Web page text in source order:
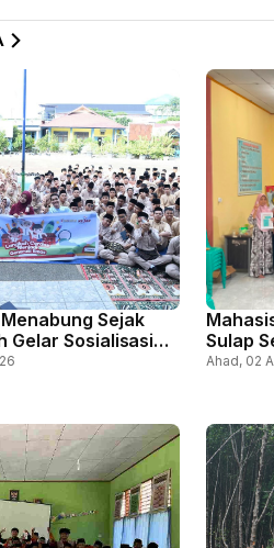
Sejak
Gelar Sosialisasi
di SMAN 1
Sulap
Bisa
Ahad, 02